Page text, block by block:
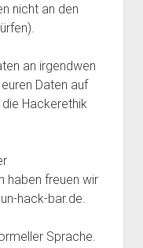
nicht an den
an irgendwen
Daten auf
Hackerethik
haben freuen wir
hack-bar.de.
Sprache.